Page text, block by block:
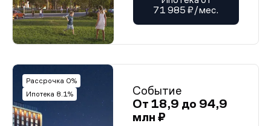
71 985 ₽/мес.
Рассрочка 0%
Ипотека 8.1%
Событие
От 18,9 до 94,9
млн ₽